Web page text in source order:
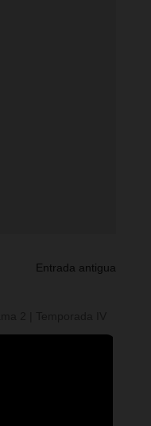
Entrada antigua